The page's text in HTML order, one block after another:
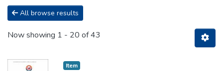
All browse results
Now showing 1 - 20 of 43
Item